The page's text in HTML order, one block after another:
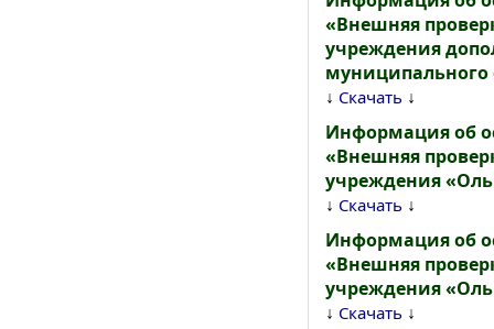
«Внешняя
учреждения
муниципального
↓ Скачать ↓
Информация об
«Внешняя
учреждения
↓ Скачать ↓
Информация об
«Внешняя
учреждения
↓ Скачать ↓